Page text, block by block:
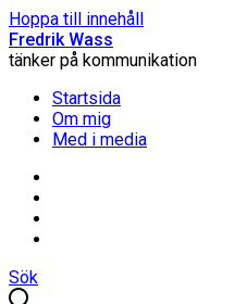
Hoppa till innehåll
Fredrik Wass
tänker på kommunikation
Startsida
Om mig
Med i media
Sök